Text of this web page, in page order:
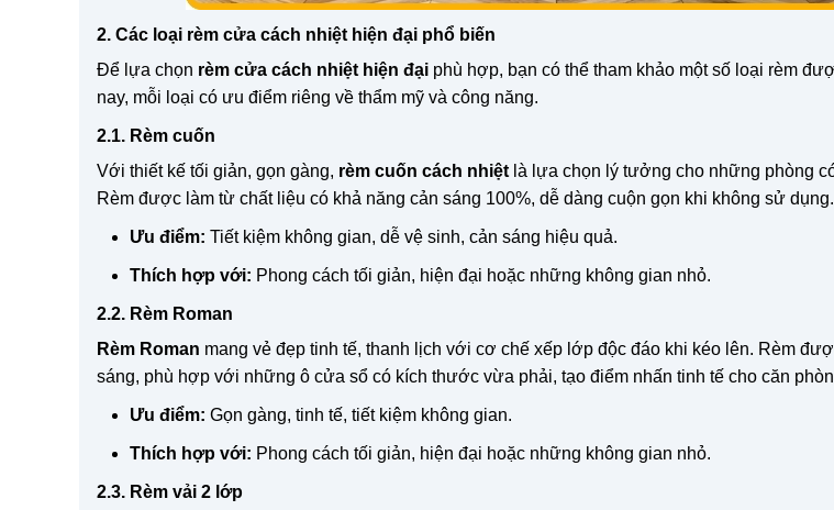
2. Các loại rèm cửa cách nhiệt hiện đại phổ biến
Để lựa chọn rèm cửa cách nhiệt hiện đại phù hợp, bạn có thể tham khảo một số loại rèm
nay, mỗi loại có ưu điểm riêng về thẩm mỹ và công năng.
2.1. Rèm cuốn
Với thiết kế tối giản, gọn gàng, rèm cuốn cách nhiệt là lựa chọn lý tưởng cho những phòng
Rèm được làm từ chất liệu có khả năng cản sáng 100%, dễ dàng cuộn gọn khi không sử dụng.
Ưu điểm: Tiết kiệm không gian, dễ vệ sinh, cản sáng hiệu quả.
Thích hợp với: Phong cách tối giản, hiện đại hoặc những không gian nhỏ.
2.2. Rèm Roman
Rèm Roman mang vẻ đẹp tinh tế, thanh lịch với cơ chế xếp lớp độc đáo khi kéo lên. Rèm
sáng, phù hợp với những ô cửa sổ có kích thước vừa phải, tạo điểm nhấn tinh tế cho căn
Ưu điểm: Gọn gàng, tinh tế, tiết kiệm không gian.
Thích hợp với: Phong cách tối giản, hiện đại hoặc những không gian nhỏ.
2.3. Rèm vải 2 lớp